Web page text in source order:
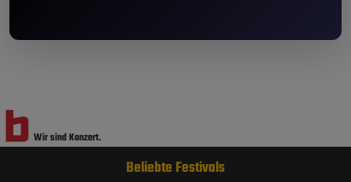
Wir sind Konzert.
Beliebte Festivals